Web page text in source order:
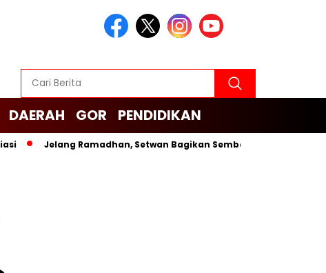
DAERAH GOR PENDIDIKAN
Jelang Ramadhan, Setwan Bagikan Sembako untuk Cleaning